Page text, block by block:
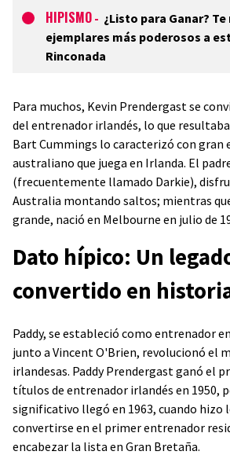
HIPISMO - ¿Listo para Ganar?
ejemplares más poderosos a
Rinconada
Para muchos, Kevin Prendergast se
del entrenador irlandés, lo que
Bart Cummings lo caracterizó con gran
australiano que juega en Irlanda. El
(frecuentemente llamado Darkie),
Australia montando saltos; mientras
grande, nació en Melbourne en julio de
Dato hípico: Un
convertido en
Paddy, se estableció como entrenador
junto a Vincent O'Brien, revolucionó el
irlandesas. Paddy Prendergast ganó el
títulos de entrenador irlandés en 1950,
significativo llegó en 1963, cuando hizo
convertirse en el primer entrenador
encabezar la lista en Gran Bretaña.